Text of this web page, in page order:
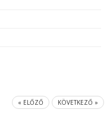
« ELŐZŐ KÖVETKEZŐ »